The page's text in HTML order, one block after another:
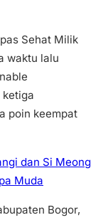
Sehat Milik
waktu lalu
ketiga
poin keempat
dan Si Meong
Muda
Bogor,